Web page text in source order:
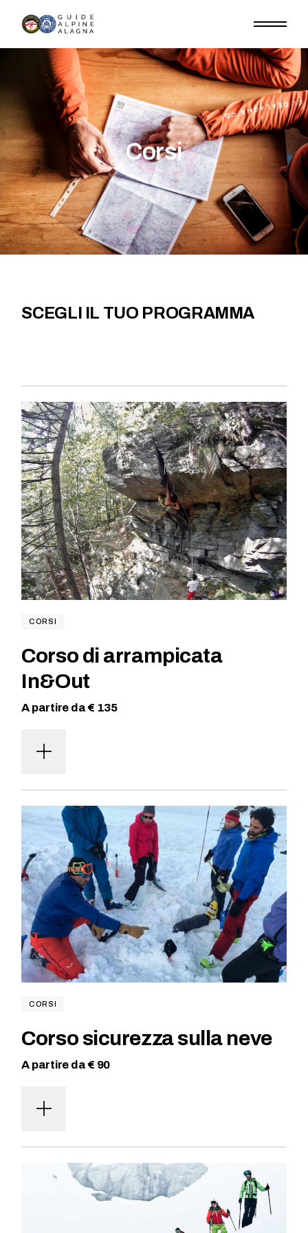
Corsi
SCEGLI IL TUO PROGRAMMA
CORSI
Corso di arrampicata
In&Out
A partire da € 135
CORSI
Corso sicurezza sulla neve
A partire da € 90